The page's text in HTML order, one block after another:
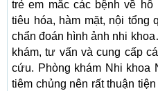
trẻ em mắc các bệnh về hô
tiêu hóa, hàm mặt, nội tổng
chẩn đoán hình ảnh nhi
khám, tư vấn và cung cấp
cứu. Phòng khám Nhi khoa
tiêm chủng nên rất thuận